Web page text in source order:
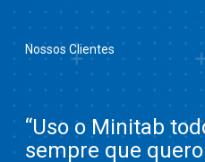
Nossos Clientes
“Uso o Minitab
sempre que